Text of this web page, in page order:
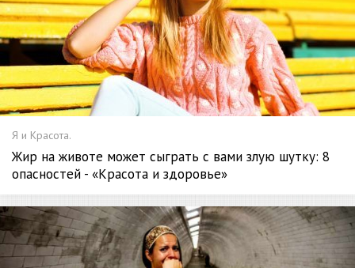
Я и Красота.
Жир на животе может сыграть с вами злую шутку: 8
опасностей - «Красота и здоровье»